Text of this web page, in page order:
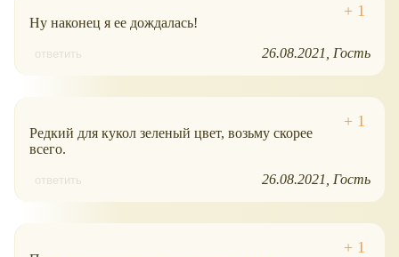
Ну наконец я ее дождалась!
ответить 26.08.2021 Гость
Редкий для кукол зеленый цвет, возьму скорее
всего.
ответить 26.08.2021 Гость